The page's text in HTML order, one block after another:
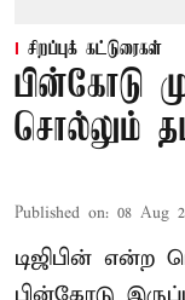
சிறப்புக் கட்டுரைகள்
பின்கோடு
சொல்லும்
Published on: 08 Aug
டிஜிபின் என்ற
பின்கோடு